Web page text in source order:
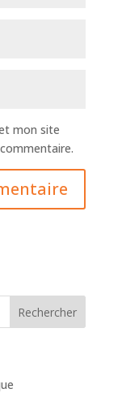
mon site